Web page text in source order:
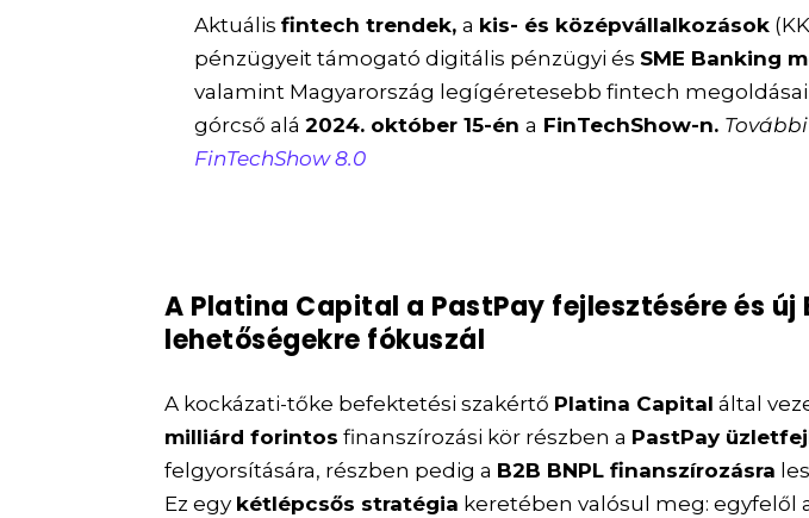
Aktuálisfintech trendek,a kis- és középvállalkozások
pénzügyeit támogató digitális pénzügyi és SME Banking
valamint Magyarország legígéretesebb fintech
górcső alá2024. október 15-éna FinTechShow-n.
FinTechShow 8.0
A Platina Capital a PastPay fejlesztésére és új
lehetőségekre fókuszál
A kockázati-tőke befektetési szakértő Platina Capital által
milliárd forintos finanszírozási kör részben a PastPay
felgyorsítására, részben pedig a B2B BNPL finanszírozásra
Ez egy kétlépcsős stratégia keretében valósul meg: egyfelől